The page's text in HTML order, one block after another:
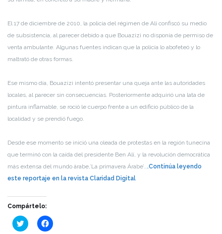
El 17 de diciembre de 2010, la policía del régimen de Alí confiscó su medio
de subsistencia, al parecer debido a que Bouazizi no disponía de permiso de
venta ambulante. Algunas fuentes indican que la policía lo abofeteó y lo
maltrató de otras formas.
Ese mismo día, Bouazizi intentó presentar una queja ante las autoridades
locales, al parecer sin consecuencias. Posteriormente adquirió una lata de
pintura inflamable, se roció le cuerpo frente a un edificio público de la
localidad y se prendió fuego.
Desde ese momento se inició una oleada de protestas en la región tunecina
que terminó con la caída del presidente Ben Alí, y la revolución democrática
más extensa del mundo árabe,’La primavera Árabe’….Continúa leyendo
este reportaje en la revista Claridad Digital
Compártelo:
Haz
clic
Haz
clic